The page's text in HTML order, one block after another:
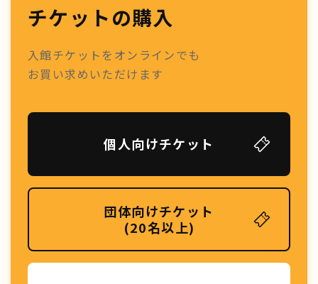
チケットの購入
入館チケットをオンラインでも
お買い求めいただけます
個人向けチケット
団体向けチケット
(20名以上)